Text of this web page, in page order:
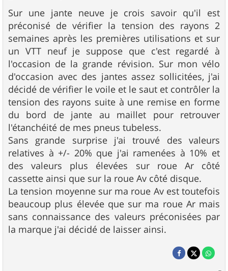
s
s
a
g
e
Sur une jante neuve je crois savoir qu'il est
préconisé de vérifier la tension des rayons 2
semaines après les premières utilisations et sur
un VTT neuf je suppose que c'est regardé à
l'occasion de la grande révision. Sur mon vélo
d'occasion avec des jantes assez sollicitées, j'ai
décidé de vérifier le voile et le saut et contrôler la
tension des rayons suite à une remise en forme
du bord de jante au maillet pour retrouver
l'étanchéité de mes pneus tubeless.
Sans grande surprise j'ai trouvé des valeurs
relatives à +/- 20% que j'ai ramenées à 10% et
des valeurs plus élevées sur roue Ar côté
cassette ainsi que sur la roue Av côté disque.
La tension moyenne sur ma roue Av est toutefois
beaucoup plus élevée que sur ma roue Ar mais
sans connaissance des valeurs préconisées par
la marque j'ai décidé de laisser ainsi.